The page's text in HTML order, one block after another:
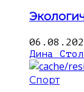
Дина
Спорт